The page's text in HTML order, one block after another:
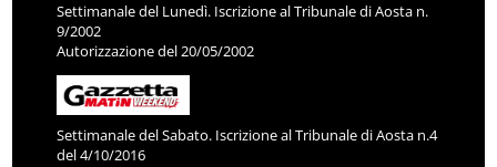
Settimanale del Lunedì. Iscrizione al Tribunale di Aosta n.
9/2002
Autorizzazione del 20/05/2002
Settimanale del Sabato. Iscrizione al Tribunale di Aosta n.4
del 4/10/2016